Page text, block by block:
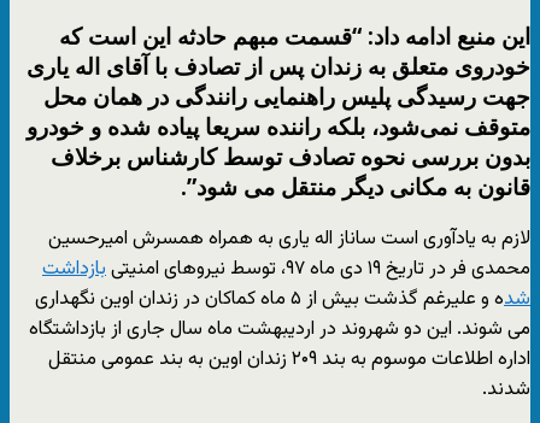
این منبع ادامه داد: “قسمت مبهم حادثه این است که
خودروی متعلق به زندان پس از تصادف با آقای اله یاری
جهت رسیدگی پلیس راهنمایی رانندگی در همان محل
متوقف نمی‌شود، بلکه راننده سریعا پیاده شده و خودرو
بدون بررسی نحوه تصادف توسط کارشناس برخلاف
قانون به مکانی دیگر منتقل می شود”.
لازم به یادآوری است ساناز اله یاری به همراه همسرش امیرحسین
محمدی فر در تاریخ ۱۹ دی ماه ۹۷، توسط نیروهای امنیتی
بازداشت
شد
ه و علیرغم گذشت بیش از ۵ ماه کماکان در زندان اوین نگهداری
می شوند. این دو شهروند در اردیبهشت ماه سال جاری از بازداشتگاه
اداره اطلاعات موسوم به بند ۲۰۹ زندان اوین به بند عمومی منتقل
شدند.